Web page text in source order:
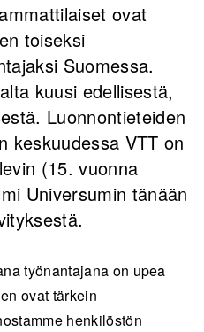
ovat
toiseksi
Suomessa.
kuusi edellisestä,
Luonnontieteiden
keskuudessa VTT on
(15. vuonna
Universumin tänään
työnantajana on upea
ovat tärkein
henkilöstön